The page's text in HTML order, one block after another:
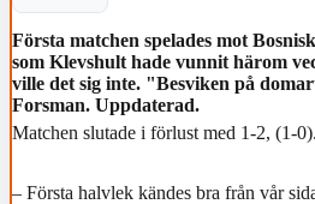
Första matchen spelades mot
som Klevshult hade vunnit härom
ville det sig inte. "Besviken på
Forsman. Uppdaterad.
Matchen slutade i förlust med 1-2, (1-0).
– Första halvlek kändes bra från vår